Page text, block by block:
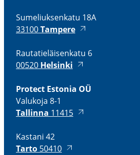
Sumeliuk­senkatu 18A
33100Tampere
Rauta­tie­läi­senkatu 6
00520 Helsinki
Protect Estonia OÜ
Valukoja 8-1
Tallinna 11415
Kastani 42
Tarto 50410